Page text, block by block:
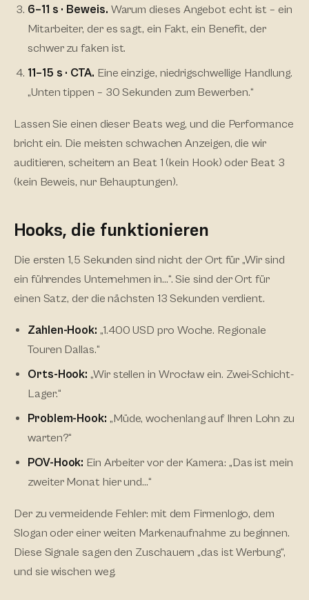
6–11 s · Beweis. Warum dieses Angebot echt ist – ein
Mitarbeiter, der es sagt, ein Fakt, ein Benefit, der
schwer zu faken ist.
11–15 s · CTA. Eine einzige, niedrigschwellige Handlung.
„Unten tippen – 30 Sekunden zum Bewerben.“
Lassen Sie einen dieser Beats weg, und die Performance
bricht ein. Die meisten schwachen Anzeigen, die wir
auditieren, scheitern an Beat 1 (kein Hook) oder Beat 3
(kein Beweis, nur Behauptungen).
Hooks, die funktionieren
Die ersten 1,5 Sekunden sind nicht der Ort für „Wir sind
ein führendes Unternehmen in…“. Sie sind der Ort für
einen Satz, der die nächsten 13 Sekunden verdient.
Zahlen-Hook: „1.400 USD pro Woche. Regionale
Touren Dallas.“
Orts-Hook: „Wir stellen in Wrocław ein. Zwei-Schicht-
Lager.“
Problem-Hook: „Müde, wochenlang auf Ihren Lohn zu
warten?“
POV-Hook: Ein Arbeiter vor der Kamera: „Das ist mein
zweiter Monat hier und…“
Der zu vermeidende Fehler: mit dem Firmenlogo, dem
Slogan oder einer weiten Markenaufnahme zu beginnen.
Diese Signale sagen den Zuschauern „das ist Werbung“,
und sie wischen weg.